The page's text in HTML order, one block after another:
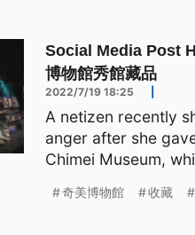
Social Media Post
博物館秀館藏品
2022/7/19 18:25
A netizen recently
anger after she
Chimei Museum,
奇美博物館 收藏